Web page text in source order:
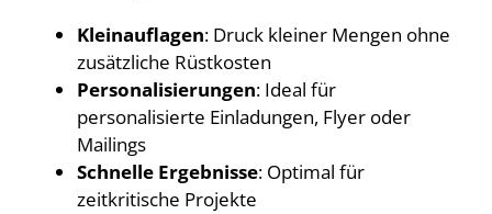
Kleinauflagen: Druck kleiner Mengen ohne
zusätzliche Rüstkosten
Personalisierungen: Ideal für
personalisierte Einladungen, Flyer oder
Mailings
Schnelle Ergebnisse: Optimal für
zeitkritische Projekte